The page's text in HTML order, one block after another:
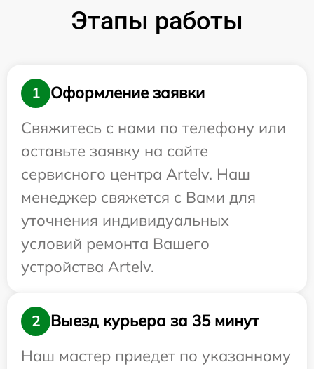
Этапы работы
1
Оформление заявки
Свяжитесь с нами по телефону или
оставьте заявку на сайте
сервисного центра Artelv. Наш
менеджер свяжется с Вами для
уточнения индивидуальных
условий ремонта Вашего
устройства Artelv.
2
Выезд курьера за 35 минут
Наш мастер приедет по указанному